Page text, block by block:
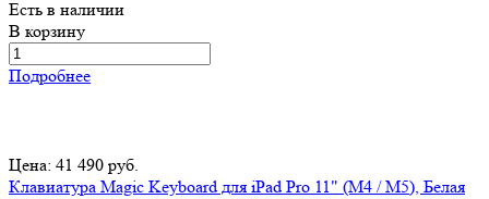
Есть в наличии
В корзину
Подробнее
Цена: 41 490 руб.
Клавиатура Magic Keyboard для iPad Pro 11" (M4 / M5), Белая